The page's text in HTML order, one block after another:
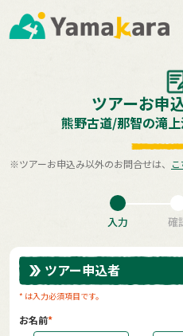
ツアーお申
熊野古道/那智の滝
※ツアーお申込み以外のお問合せは、
入力 確
ツアー申込者
* は入力必須項目です。
お名前